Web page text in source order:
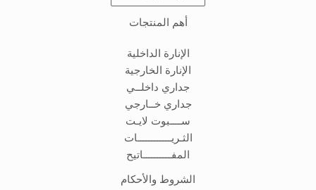
أهم المنتجات
الإنارة الداخلية
الإنارة الخارجية
جداري داخلــي
جداري خــارجي
ســــبوت لايـت
الثـريــــــــــــات
المفــــــــــاتيح
الشروط والأحكام